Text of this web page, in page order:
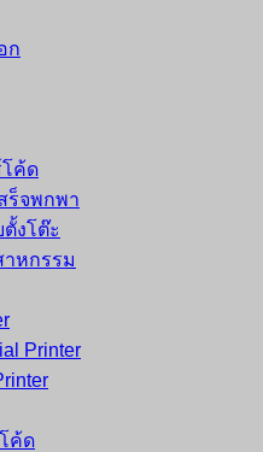
ก
โค้ด
ร็จพกพา
งโต๊ะ
หกรรม
Printer
ค้ด